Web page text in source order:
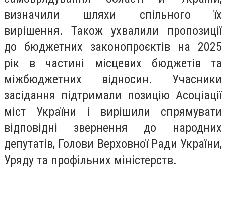
визначили шляхи спільного їх
вирішення. Також ухвалили пропозиції
до бюджетних законопроєктів на 2025
рік в частині місцевих бюджетів та
міжбюджетних відносин. Учасники
засідання підтримали позицію Асоціації
міст України і вирішили спрямувати
відповідні звернення до народних
депутатів, Голови Верховної Ради України,
Уряду та профільних міністерств.